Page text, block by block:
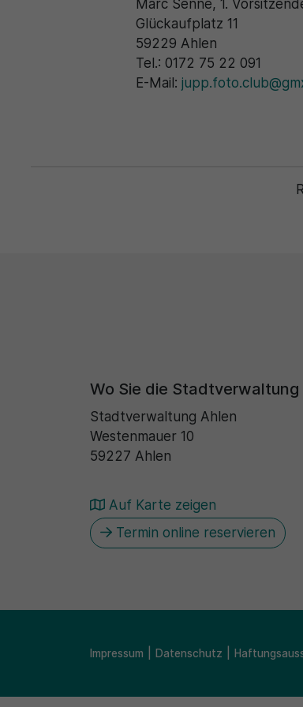
Marc Senne, 1.
Glückaufplatz 11
59229 Ahlen
Tel.: 0172 75 22 091
E-Mail:
Wo Sie die Stadtverwaltung
Stadtverwaltung Ahlen
Westenmauer 10
59227 Ahlen
Auf Karte zeigen
Termin online reservieren
Impressum Datenschutz